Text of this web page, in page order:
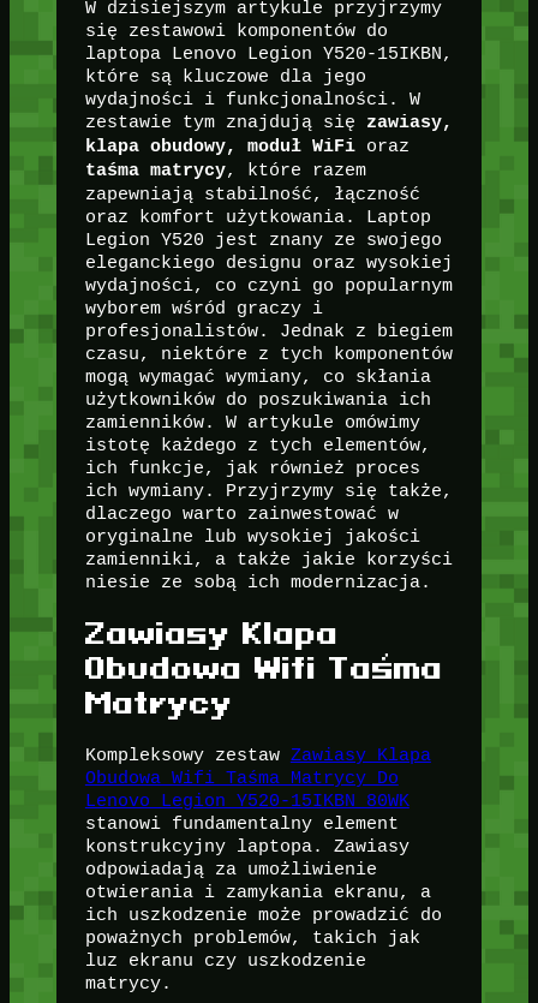
W dzisiejszym artykule przyjrzymy
się zestawowi komponentów do
laptopa Lenovo Legion Y520-15IKBN,
które są kluczowe dla jego
wydajności i funkcjonalności. W
zestawie tym znajdują się zawiasy,
klapa obudowy, moduł WiFioraz
taśma matrycy, które razem
zapewniają stabilność, łączność
oraz komfort użytkowania. Laptop
Legion Y520 jest znany ze swojego
eleganckiego designu oraz wysokiej
wydajności, co czyni go popularnym
wyborem wśród graczy i
profesjonalistów. Jednak z biegiem
czasu, niektóre z tych komponentów
mogą wymagać wymiany, co skłania
użytkowników do poszukiwania ich
zamienników. W artykule omówimy
istotę każdego z tych elementów,
ich funkcje, jak również proces
ich wymiany. Przyjrzymy się także,
dlaczego warto zainwestować w
oryginalne lub wysokiej jakości
zamienniki, a także jakie korzyści
niesie ze sobą ich modernizacja.
Zawiasy Klapa
Obudowa Wifi Taśma
Matrycy
Kompleksowy zestaw Zawiasy Klapa
Obudowa Wifi Taśma Matrycy Do
Lenovo Legion Y520-15IKBN 80WK
stanowi fundamentalny element
konstrukcyjny laptopa. Zawiasy
odpowiadają za umożliwienie
otwierania i zamykania ekranu, a
ich uszkodzenie może prowadzić do
poważnych problemów, takich jak
luz ekranu czy uszkodzenie
matrycy.